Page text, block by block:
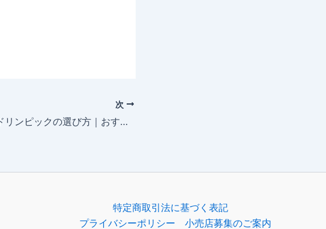
次
マンドリンピックの選び方｜おすすめと素材の違い
特定商取引法に基づく表記
プライバシーポリシー
小売店募集のご案内